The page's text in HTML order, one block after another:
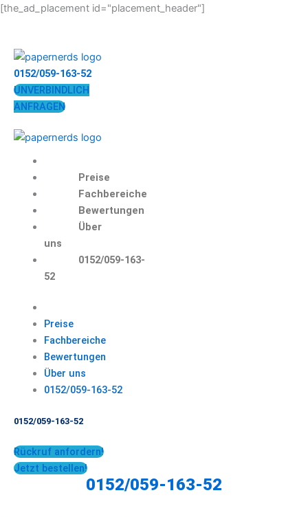
[the_ad_placement id="placement_header"]
Zum
0152/059-163-52
UNVERBINDLICH
ANFRAGEN
Preise
Fachbereiche
Bewertungen
Über
uns
0152/059-163-
52
Preise
Fachbereiche
Bewertungen
Über uns
0152/059-163-52
0152/059-163-52
Rückruf anfordern!
Jetzt bestellen!
0152/059-163-52